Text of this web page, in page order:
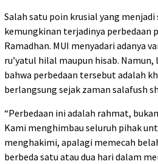
Salah satu poin krusial yang
kemungkinan terjadinya perbedaan
Ramadhan. MUI menyadari adanya
ru’yatul hilal maupun hisab.
bahwa perbedaan tersebut adalah
berlangsung sejak zaman salafush
“Perbedaan ini adalah rahmat,
Kami menghimbau seluruh pihak
menghakimi, apalagi memecah
berbeda satu atau dua hari dalam